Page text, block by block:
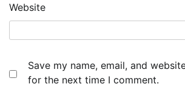
Website
Save my name, email, and
for the next time I comment.